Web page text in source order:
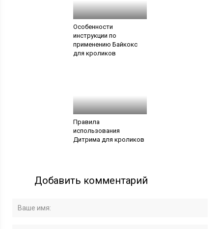
Особенности
инструкции по
применению Байкокс
для кроликов
Правила
использования
Дитрима для кроликов
Добавить комментарий